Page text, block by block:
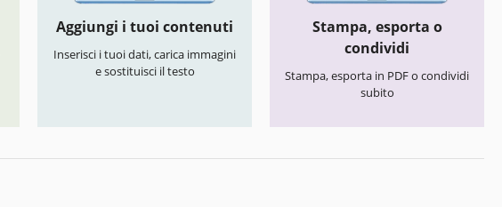
Aggiungi i tuoi contenuti
Inserisci i tuoi dati, carica immagini
e sostituisci il testo
Stampa, esporta o
condividi
Stampa, esporta in PDF o condividi
subito